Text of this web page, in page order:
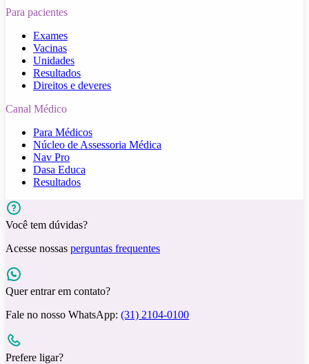
Para pacientes
Exames
Vacinas
Unidades
Resultados
Direitos e deveres
Canal Médico
Para Médicos
Núcleo de Assessoria Médica
Nav Pro
Dasa Educa
Resultados
Você tem dúvidas?
Acesse nossas perguntas frequentes
Quer entrar em contato?
Fale no nosso WhatsApp: (31) 2104-0100
Prefere ligar?